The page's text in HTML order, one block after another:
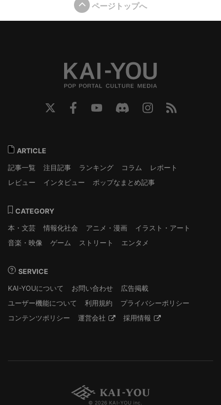
ページトップへ
ARTICLE
記事一覧
注目記事 ランキング コラム
レポート
レビュー
インタビュー ポップなまとめ記事
CATEGORY
本・文芸
情報化社会 アニメ・漫画
イラスト・アート
音楽・映像
ゲーム ストリート エンタメ
SERVICE
KAI-YOUについて
お問い合わせ
広告掲載
ユーザー機能について
利用規約
プライバシーポリシー
コンテンツポリシー
運営会社 採用情報
© 2026 KAI-YOU inc.